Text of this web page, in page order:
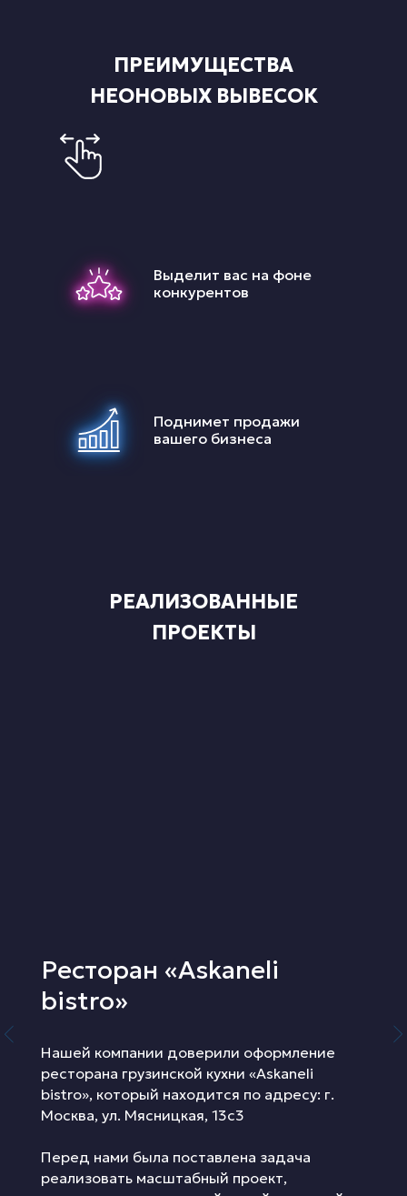
ПРЕИМУЩЕСТВА
НЕОНОВЫХ ВЫВЕСОК
Выделит вас на фоне
конкурентов
Поднимет продажи
вашего бизнеса
РЕАЛИЗОВАННЫЕ
ПРОЕКТЫ
Ресторан «Askaneli
bistro»
Нашей компании доверили оформление
ресторана грузинской кухни «Askaneli
bistro», который находится по адресу: г.
Москва, ул. Мясницкая, 13с3
Перед нами была поставлена задача
реализовать масштабный проект,